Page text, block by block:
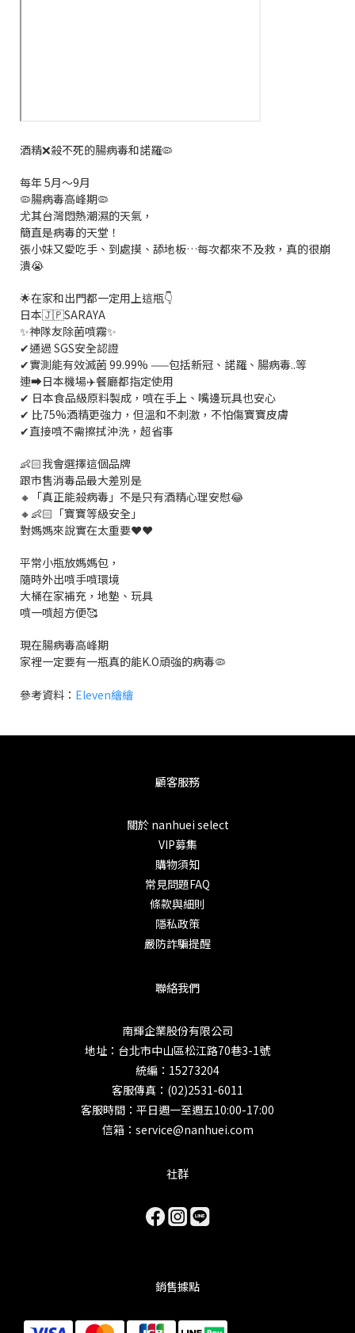
酒精❌殺不死的腸病毒和諾羅🦠
每年 5月～9月
🦠腸病毒高峰期🦠
尤其台灣悶熱潮濕的天氣，
簡直是病毒的天堂！
張小妹又愛吃手、到處摸、舔地板…每次都來不及救，真的很崩
潰😭
🌟在家和出門都一定用上這瓶👇
日本🇯🇵SARAYA
✨神隊友除菌噴霧✨
✔通過 SGS安全認證
✔實測能有效滅菌 99.99% ——包括新冠、諾羅、腸病毒..等
連➡️日本機場✈️餐廳都指定使用
✔ 日本食品級原料製成，噴在手上、嘴邊玩具也安心
✔ 比75%酒精更強力，但溫和不刺激，不怕傷寶寶皮膚
✔直接噴不需擦拭沖洗，超省事
👶🏻我會選擇這個品牌
跟市售消毒品最大差別是
🔸「真正能殺病毒」不是只有酒精心理安慰😂
🔸👶🏻「寶寶等級安全」
對媽媽來說實在太重要❤️❤️
平常小瓶放媽媽包，
隨時外出噴手噴環境
大桶在家補充，地墊、玩具
噴一噴超方便🥰
現在腸病毒高峰期
家裡一定要有一瓶真的能K.O頑強的病毒🦠
參考資料： Eleven繪繪
顧客服務
關於 nanhuei select
VIP募集
購物須知
常見問題FAQ
條款與細則
隱私政策
嚴防詐騙提醒
聯絡我們
南輝企業股份有限公司
地址：台北市中山區松江路70巷3-1號
統編：15273204
客服傳真：(02)2531-6011
客服時間：平日週一至週五10:00-17:00
信箱：service@nanhuei.com
社群
銷售據點